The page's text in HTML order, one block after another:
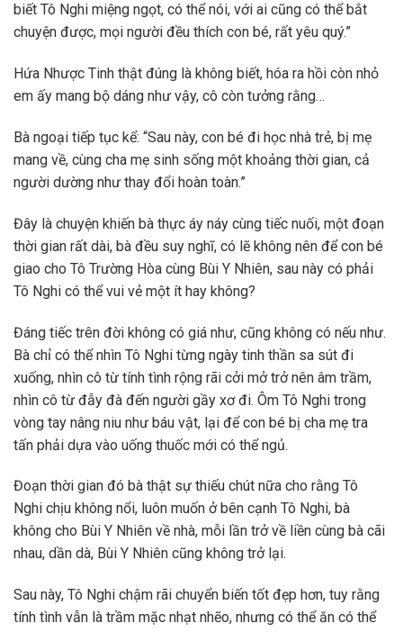
biết Tô Nghi miệng ngọt, có thể nói, với ai cũng có thể bắt
chuyện được, mọi người đều thích con bé, rất yêu quý.”
Hứa Nhược Tinh thật đúng là không biết, hóa ra hồi còn nhỏ
em ấy mang bộ dáng như vậy, cô còn tưởng rằng…
Bà ngoại tiếp tục kể: “Sau này, con bé đi học nhà trẻ, bị mẹ
mang về, cùng cha mẹ sinh sống một khoảng thời gian, cả
người dường như thay đổi hoàn toàn.”
Đây là chuyện khiến bà thực áy náy cùng tiếc nuối, một đoạn
thời gian rất dài, bà đều suy nghĩ, có lẽ không nên để con bé
giao cho Tô Trường Hòa cùng Bùi Y Nhiên, sau này có phải
Tô Nghi có thể vui vẻ một ít hay không?
Đáng tiếc trên đời không có giá như, cũng không có nếu như.
Bà chỉ có thể nhìn Tô Nghi từng ngày tinh thần sa sút đi
xuống, nhìn cô từ tính tình rộng rãi cởi mở trở nên âm trầm,
nhìn cô từ đẫy đà đến người gầy xơ đi. Ôm Tô Nghi trong
vòng tay nâng niu như báu vật, lại để con bé bị cha mẹ tra
tấn phải dựa vào uống thuốc mới có thể ngủ.
Đoạn thời gian đó bà thật sự thiếu chút nữa cho rằng Tô
Nghi chịu không nổi, luôn muốn ở bên cạnh Tô Nghi, bà
không cho Bùi Y Nhiên về nhà, mỗi lần trở về liền cùng bà cãi
nhau, dần dà, Bùi Y Nhiên cũng không trở lại.
Sau này, Tô Nghi chậm rãi chuyển biến tốt đẹp hơn, tuy rằng
tính tình vẫn là trầm mặc nhạt nhẽo, nhưng có thể ăn có thể